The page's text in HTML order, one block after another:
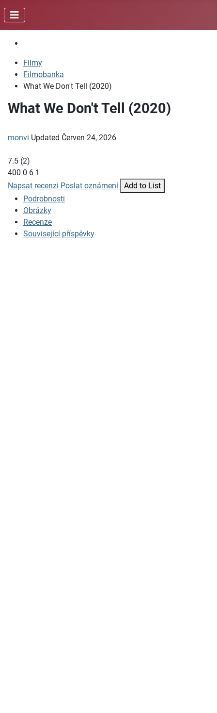
Filmy
Filmobanka
What We Don't Tell (2020)
What We Don't Tell (2020)
monvi Updated Červen 24, 2026
7.5 (2)
400 0 6 1
Napsat recenzi Poslat oznámení
Add to List
Podrobnosti
Obrázky
Recenze
Související příspěvky